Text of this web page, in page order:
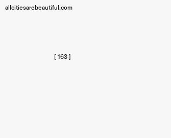
allcitiesarebeautiful.com
[ 163 ]